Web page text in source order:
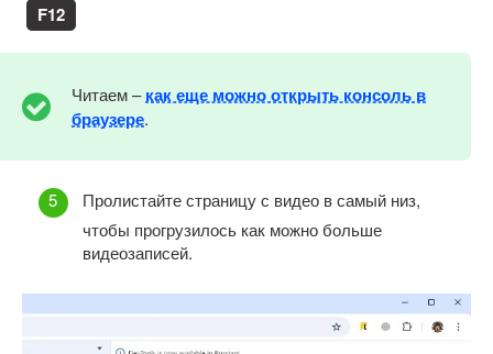
F12
Читаем –как еще можно открыть консоль в
браузере.
Пролистайте страницу с видео в самый низ,
чтобы прогрузилось как можно больше
видеозаписей.